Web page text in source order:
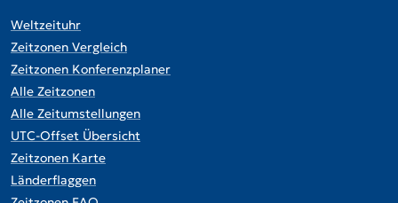
Weltzeituhr
Zeitzonen Vergleich
Zeitzonen Konferenzplaner
Alle Zeitzonen
Alle Zeitumstellungen
UTC-Offset Übersicht
Zeitzonen Karte
Länderflaggen